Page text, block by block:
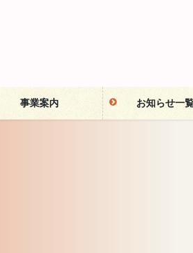
事業案内 お知らせ一